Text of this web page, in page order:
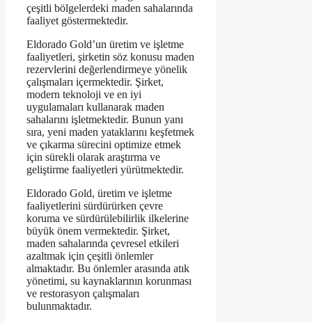
çeşitli bölgelerdeki maden sahalarında
faaliyet göstermektedir.
Eldorado Gold’un üretim ve işletme
faaliyetleri, şirketin söz konusu maden
rezervlerini değerlendirmeye yönelik
çalışmaları içermektedir. Şirket,
modern teknoloji ve en iyi
uygulamaları kullanarak maden
sahalarını işletmektedir. Bunun yanı
sıra, yeni maden yataklarını keşfetmek
ve çıkarma sürecini optimize etmek
için sürekli olarak araştırma ve
geliştirme faaliyetleri yürütmektedir.
Eldorado Gold, üretim ve işletme
faaliyetlerini sürdürürken çevre
koruma ve sürdürülebilirlik ilkelerine
büyük önem vermektedir. Şirket,
maden sahalarında çevresel etkileri
azaltmak için çeşitli önlemler
almaktadır. Bu önlemler arasında atık
yönetimi, su kaynaklarının korunması
ve restorasyon çalışmaları
bulunmaktadır.